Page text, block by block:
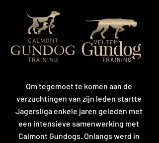
Om tegemoet te komen aan de
verzuchtingen van zijn leden startte
Jagersliga enkele jaren geleden met
een intensieve samenwerking met
Calmont Gundogs. Onlangs werd in